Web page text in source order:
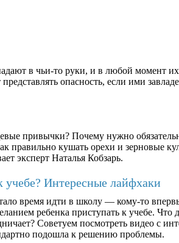
в чьи-то руки, и в любой момент их
опасность, если ими
привычки? Почему нужно
правильно кушать орехи и зерновые
эксперт Наталья Кобзарь.
учебе? Интересные лайфхаки
время идти в школу — кому-то
ребенка приступать к учебе. Что
Советуем посмотреть видео с
подошла к решению проблемы.